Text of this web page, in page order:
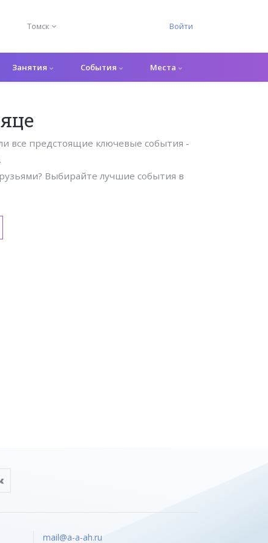
Томск Войти
Занятия События Места
все предстоящие ключевые события -
Выбирайте лучшие события в
mail@a-a-ah.ru